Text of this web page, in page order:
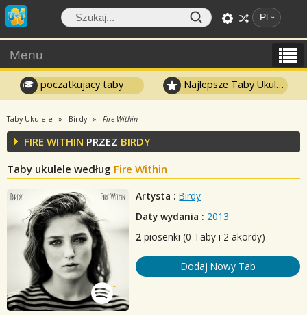
Pl
Menu
poczatkujacy taby Najlepsze Taby Ukulele
Taby Ukulele Birdy Fire Within
FIRE WITHIN PRZEZ BIRDY
Taby ukulele według Fire Within
Artysta : Birdy
Daty wydania : 2013
2 piosenki (0 Taby i 2 akordy)
Dodaj Nowy Tab